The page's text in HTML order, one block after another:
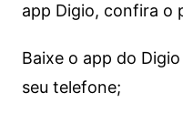
app Digio, confira o
Baixe o app do
seu telefone;